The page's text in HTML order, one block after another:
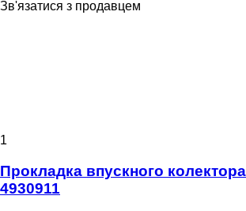
Зв'язатися з продавцем
1
Прокладка впускного
4930911